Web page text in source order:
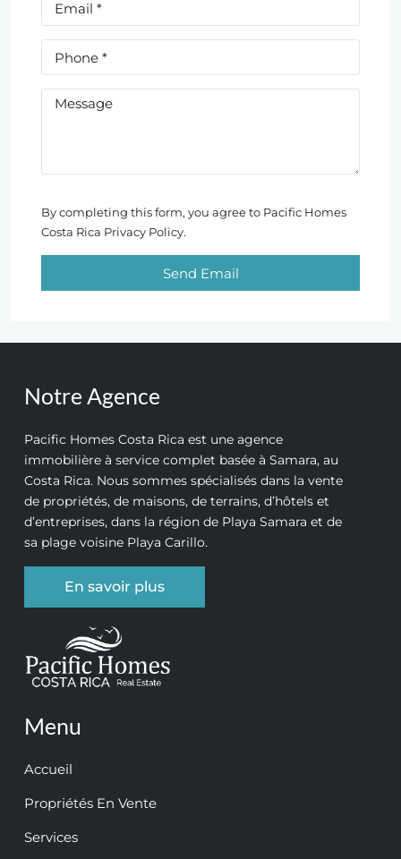
By completing this form, you agree to Pacific Homes
Costa Rica Privacy Policy.
Send Email
Notre Agence
Pacific Homes Costa Rica est une agence
immobilière à service complet basée à Samara, au
Costa Rica. Nous sommes spécialisés dans la vente
de propriétés, de maisons, de terrains, d’hôtels et
d’entreprises, dans la région de Playa Samara et de
sa plage voisine Playa Carillo.
En savoir plus
Menu
Accueil
Propriétés En Vente
Services